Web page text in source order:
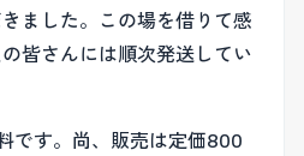
ました。この場を借りて感
皆さんには順次発送してい
です。尚、販売は定価800